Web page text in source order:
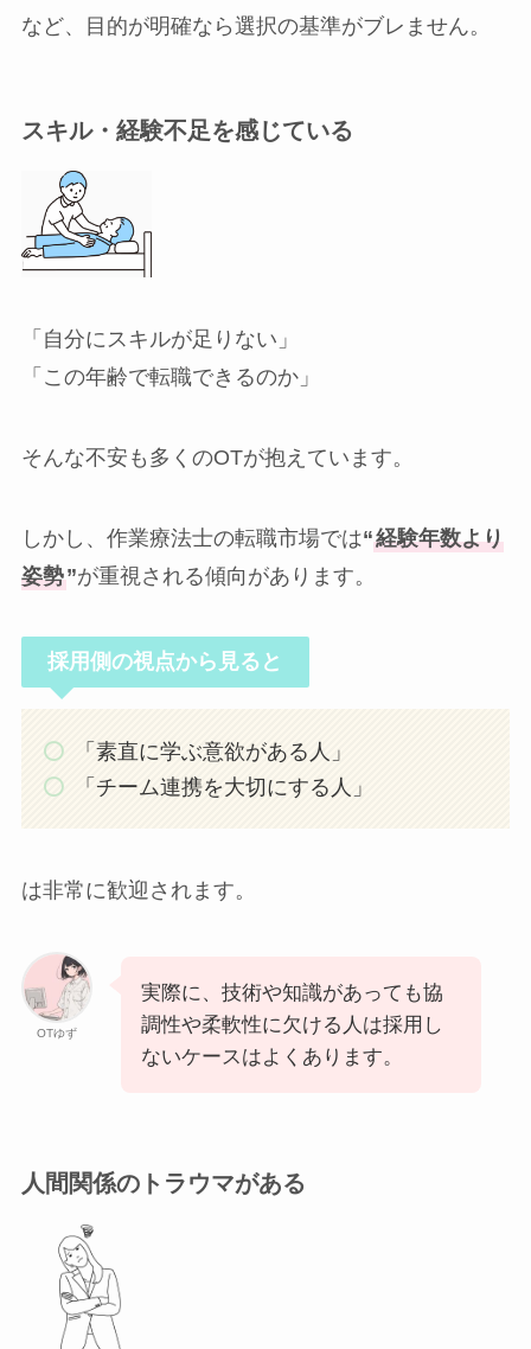
など、目的が明確なら選択の基準がブレません。
スキル・経験不足を感じている
「自分にスキルが足りない」
「この年齢で転職できるのか」
そんな不安も多くのOTが抱えています。
しかし、作業療法士の転職市場では“経験年数より
姿勢”が重視される傾向があります。
採用側の視点から見ると
「素直に学ぶ意欲がある人」
「チーム連携を大切にする人」
は非常に歓迎されます。
OTゆず
実際に、技術や知識があっても協
調性や柔軟性に欠ける人は採用し
ないケースはよくあります。
人間関係のトラウマがある